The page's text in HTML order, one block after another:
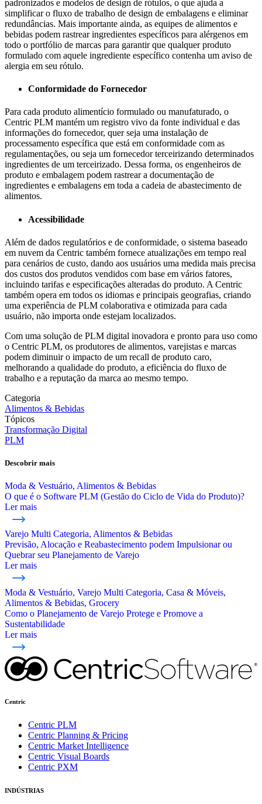
padronizados e modelos de design de rótulos, o que ajuda a
simplificar o fluxo de trabalho de design de embalagens e eliminar
redundâncias. Mais importante ainda, as equipes de alimentos e
bebidas podem rastrear ingredientes específicos para alérgenos em
todo o portfólio de marcas para garantir que qualquer produto
formulado com aquele ingrediente específico contenha um aviso de
alergia em seu rótulo.
Conformidade do Fornecedor
Para cada produto alimentício formulado ou manufaturado, o
Centric PLM mantém um registro vivo da fonte individual e das
informações do fornecedor, quer seja uma instalação de
processamento específica que está em conformidade com as
regulamentações, ou seja um fornecedor terceirizando determinados
ingredientes de um terceirizado. Dessa forma, os engenheiros de
produto e embalagem podem rastrear a documentação de
ingredientes e embalagens em toda a cadeia de abastecimento de
alimentos.
Acessibilidade
Além de dados regulatórios e de conformidade, o sistema baseado
em nuvem da Centric também fornece atualizações em tempo real
para cenários de custo, dando aos usuários uma medida mais precisa
dos custos dos produtos vendidos com base em vários fatores,
incluindo tarifas e especificações alteradas do produto. A Centric
também opera em todos os idiomas e principais geografias, criando
uma experiência de PLM colaborativa e otimizada para cada
usuário, não importa onde estejam localizados.
Com uma solução de PLM digital inovadora e pronto para uso como
o Centric PLM, os produtores de alimentos, varejistas e marcas
podem diminuir o impacto de um recall de produto caro,
melhorando a qualidade do produto, a eficiência do fluxo de
trabalho e a reputação da marca ao mesmo tempo.
Categoria
Alimentos & Bebidas
Tópicos
Transformação Digital
PLM
Descobrir mais
Moda & Vestuário, Alimentos & Bebidas
O que é o Software PLM (Gestão do Ciclo de Vida do Produto)?
Ler mais
Varejo Multi Categoria, Alimentos & Bebidas
Previsão, Alocação e Reabastecimento podem Impulsionar ou
Quebrar seu Planejamento de Varejo
Ler mais
Moda & Vestuário, Varejo Multi Categoria, Casa & Móveis,
Alimentos & Bebidas, Grocery
Como o Planejamento de Varejo Protege e Promove a
Sustentabilidade
Ler mais
Centric
Centric PLM
Centric Planning & Pricing
Centric Market Intelligence
Centric Visual Boards
Centric PXM
INDÚSTRIAS